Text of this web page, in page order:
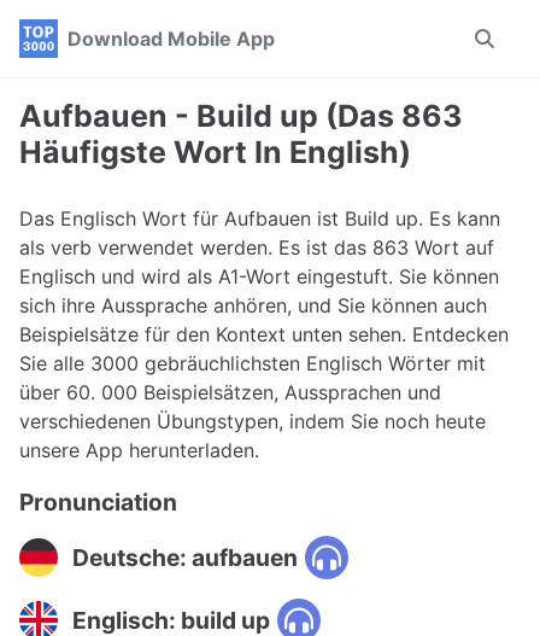
Skip
navigation
Skip
Skip
Download Mobile App
Toggle
Aufbauen - Build up (Das 863
Häufigste Wort In English)
Das Englisch Wort für Aufbauen ist Build up. Es kann
als verb verwendet werden. Es ist das 863 Wort auf
Englisch und wird als A1-Wort eingestuft. Sie können
sich ihre Aussprache anhören, und Sie können auch
Beispielsätze für den Kontext unten sehen. Entdecken
Sie alle 3000 gebräuchlichsten Englisch Wörter mit
über 60. 000 Beispielsätzen, Aussprachen und
verschiedenen Übungstypen, indem Sie noch heute
unsere App herunterladen.
Pronunciation
Deutsche: aufbauen
Englisch: build up